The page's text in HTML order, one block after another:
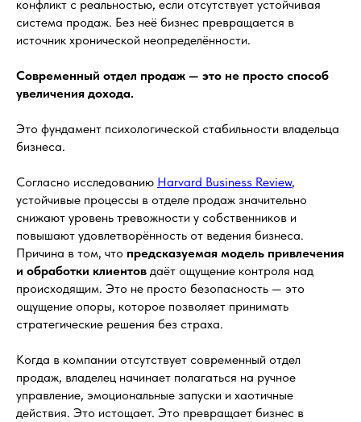
конфликт с реальностью, если отсутствует устойчивая
система продаж. Без неё бизнес превращается в
источник хронической неопределённости.
Современный отдел продаж — это не просто способ
увеличения дохода.
Это фундамент психологической стабильности владельца
бизнеса.
Согласно исследованию Harvard Business Review,
устойчивые процессы в отделе продаж значительно
снижают уровень тревожности у собственников и
повышают удовлетворённость от ведения бизнеса.
Причина в том, что предсказуемая модель привлечения
и обработки клиентов даёт ощущение контроля над
происходящим. Это не просто безопасность — это
ощущение опоры, которое позволяет принимать
стратегические решения без страха.
Когда в компании отсутствует современный отдел
продаж, владелец начинает полагаться на ручное
управление, эмоциональные запуски и хаотичные
действия. Это истощает. Это превращает бизнес в